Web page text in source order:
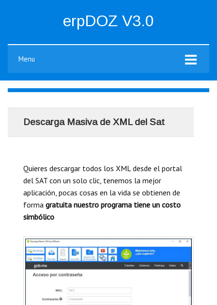
erpDOZ V3.0
Menu
Descarga Masiva de XML del Sat
Quieres descargar todos los XML desde el portal
del SAT con un solo clic, tenemos la mejor
aplicación, pocas cosas en la vida se obtienen de
forma gratuita nuestro programa tiene un costo
simbólico